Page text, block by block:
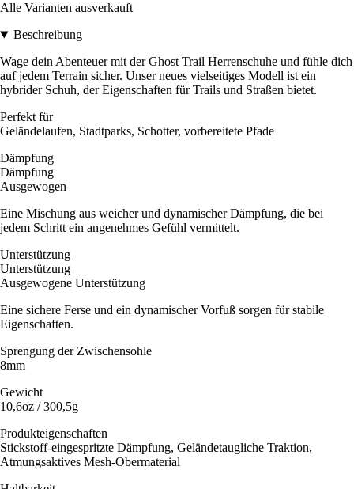
Alle Varianten ausverkauft
Beschreibung
Wage dein Abenteuer mit der Ghost Trail Herrenschuhe und fühle dich
auf jedem Terrain sicher. Unser neues vielseitiges Modell ist ein
hybrider Schuh, der Eigenschaften für Trails und Straßen bietet.
Perfekt für
Geländelaufen, Stadtparks, Schotter, vorbereitete Pfade
Dämpfung
Dämpfung
Ausgewogen
Eine Mischung aus weicher und dynamischer Dämpfung, die bei
jedem Schritt ein angenehmes Gefühl vermittelt.
Unterstützung
Unterstützung
Ausgewogene Unterstützung
Eine sichere Ferse und ein dynamischer Vorfuß sorgen für stabile
Eigenschaften.
Sprengung der Zwischensohle
8mm
Gewicht
10,6oz / 300,5g
Produkteigenschaften
Stickstoff-eingespritzte Dämpfung, Geländetaugliche Traktion,
Atmungsaktives Mesh-Obermaterial